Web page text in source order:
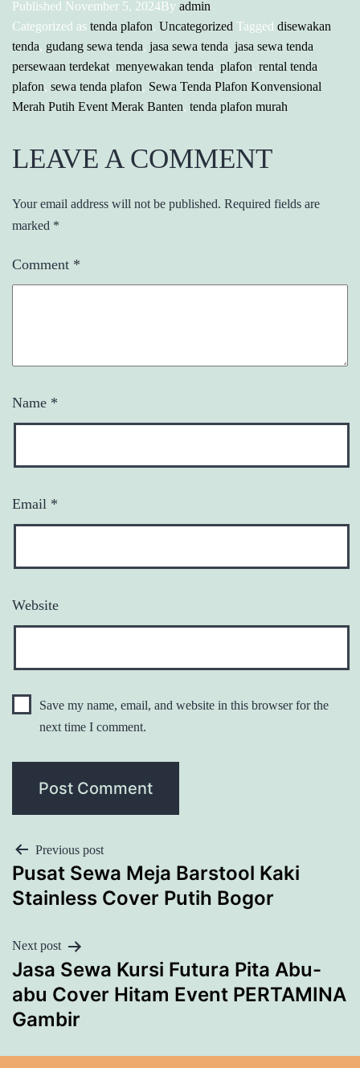
Published November 5, 2024By admin
Categorized as tenda plafon, Uncategorized Tagged disewakan
tenda, gudang sewa tenda, jasa sewa tenda, jasa sewa tenda
persewaan terdekat, menyewakan tenda, plafon, rental tenda
plafon, sewa tenda plafon, Sewa Tenda Plafon Konvensional
Merah Putih Event Merak Banten, tenda plafon murah
LEAVE A COMMENT
Your email address will not be published. Required fields are
marked *
Comment *
Name *
Email *
Website
Save my name, email, and website in this browser for the
next time I comment.
POST
NAVIGATION
Previous post
Pusat Sewa Meja Barstool Kaki
Stainless Cover Putih Bogor
Next post
Jasa Sewa Kursi Futura Pita Abu-
abu Cover Hitam Event PERTAMINA
Gambir